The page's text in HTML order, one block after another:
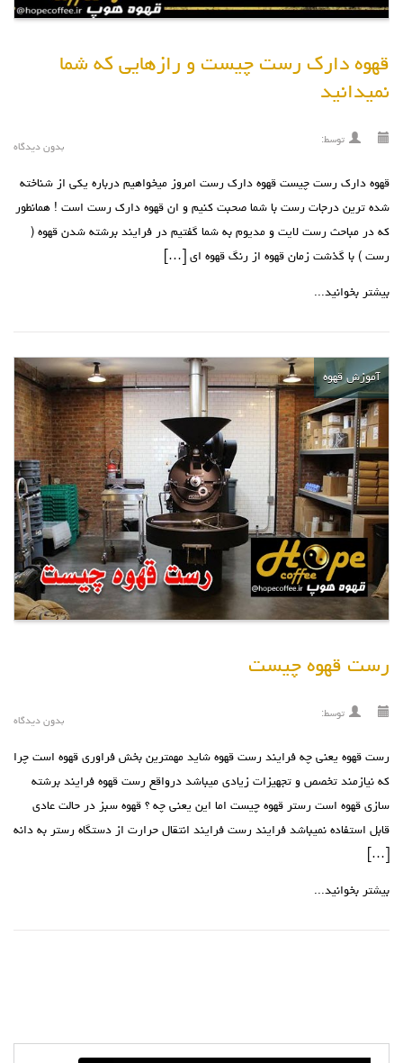
قهوه دارک رست چیست و رازهایی که شما
نمیدانید
توسط:
بدون دیدگاه
قهوه دارک رست چیست قهوه دارک رست امروز میخواهیم درباره یکی از شناخته
شده ترین درجات رست با شما صحبت کنیم و ان قهوه دارک رست است ! همانطور
که در مباحث رست لایت و مدیوم به شما گفتیم در فرایند برشته شدن قهوه (
رست ) با گذشت زمان قهوه از رنگ قهوه ای […]
بیشتر بخوانید...
آموزش قهوه
رست قهوه چیست
توسط:
بدون دیدگاه
رست قهوه یعنی چه فرایند رست قهوه شاید مهمترین بخش فراوری قهوه است چرا
که نیازمند تخصص و تجهیزات زیادی میباشد درواقع رست قهوه فرایند برشته
سازی قهوه است رستر قهوه چیست اما این یعنی چه ؟ قهوه سبز در حالت عادی
قابل استفاده نمیباشد فرایند رست فرایند انتقال حرارت از دستگاه رستر به دانه
[…]
بیشتر بخوانید...